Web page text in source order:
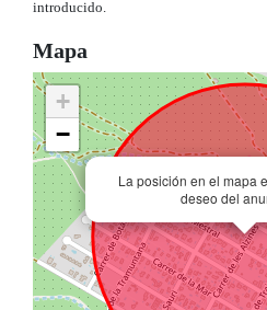
introducido.
Mapa
La posición en el mapa
deseo del
+
−